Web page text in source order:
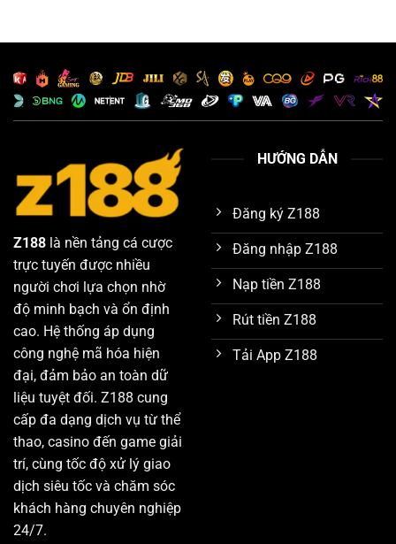
Z188 là nền tảng cá cược
trực tuyến được nhiều
người chơi lựa chọn nhờ
độ minh bạch và ổn định
cao. Hệ thống áp dụng
công nghệ mã hóa hiện
đại, đảm bảo an toàn dữ
liệu tuyệt đối. Z188 cung
cấp đa dạng dịch vụ từ thể
thao, casino đến game giải
trí, cùng tốc độ xử lý giao
dịch siêu tốc và chăm sóc
khách hàng chuyên nghiệp
24/7.
HƯỚNG DẪN
Đăng ký Z188
Đăng nhập Z188
Nạp tiền Z188
Rút tiền Z188
Tải App Z188